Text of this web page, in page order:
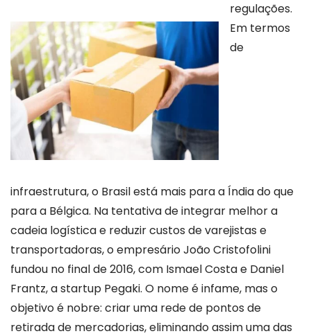
regulações.
Em termos
de
infraestrutura, o Brasil está mais para a Índia do que
para a Bélgica. Na tentativa de integrar melhor a
cadeia logística e reduzir custos de varejistas e
transportadoras, o empresário João Cristofolini
fundou no final de 2016, com Ismael Costa e Daniel
Frantz, a startup Pegaki. O nome é infame, mas o
objetivo é nobre: criar uma rede de pontos de
retirada de mercadorias, eliminando assim uma das